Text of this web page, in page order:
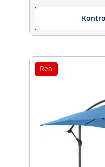
Rea